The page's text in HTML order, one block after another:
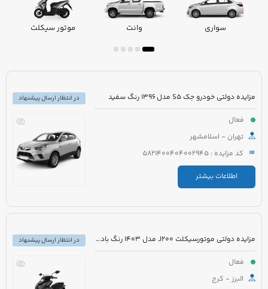
سواری وانت موتور سیکلت
مزایده دولتی خودرو جک S5 مدل 1396 رنگ سفید
فعال
تهران - اسلامشهر
کد مزایده : 5821400404002945
اطلاعات بیشتر
در انتظار ارسال پیشنهاد
مزایده دولتی موتورسیکلت J200 مدل 1403 رنگ بادمجانی
فعال
البرز - کرج
در انتظار ارسال پیشنهاد